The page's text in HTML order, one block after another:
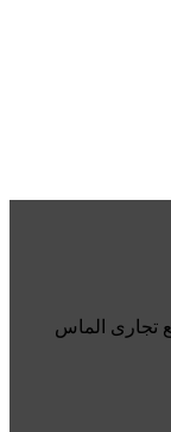
تجاری الماس